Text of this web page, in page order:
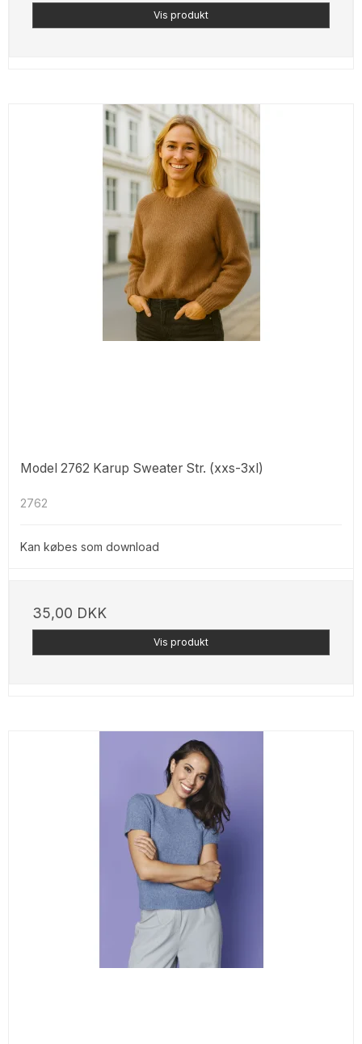
Vis produkt
Model 2762 Karup Sweater Str. (xxs-3xl)
2762
Kan købes som download
35,00 DKK
Vis produkt